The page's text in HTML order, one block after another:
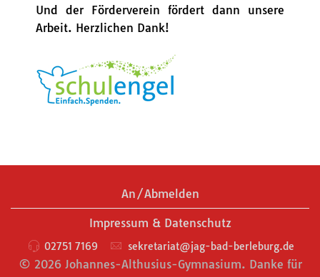
Und der Förderverein fördert dann unsere
Arbeit. Herzlichen Dank!
An/Abmelden
Impressum & Datenschutz
02751 7169 sekretariat@jag-bad-berleburg.de
© 2026 Johannes-Althusius-Gymnasium. Danke für